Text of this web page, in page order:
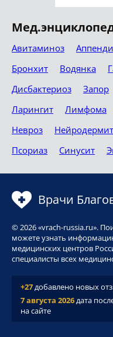
Авитаминоз
Бронхит
Водянка
Дисбактериоз
Запор
Ларингит
Лимфома
Невроз
Нейродермит
Псориаз
Синусит
Врачи
© 2026 «vrach-russia.ru».
можете узнать
медицинских центров
специалисты всех
+27добавлено новых
7 августа 2026дата
на сайте